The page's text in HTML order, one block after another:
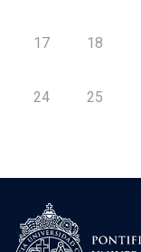
17 18
24 25